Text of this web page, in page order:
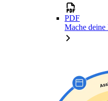
PDF
Mache deine